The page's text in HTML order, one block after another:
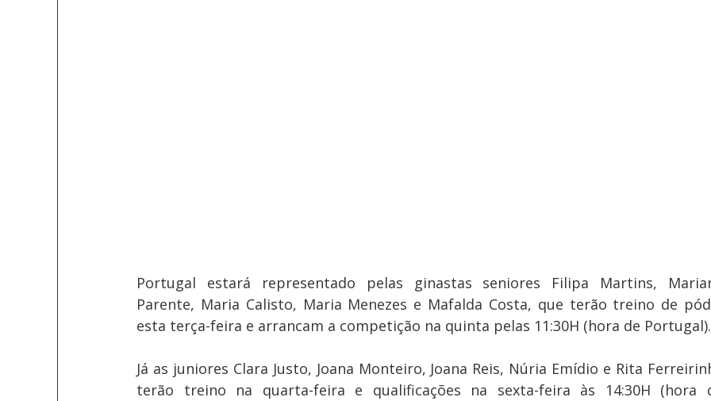
Portugal estará representado pelas ginastas seniores Filipa Martins,
Parente, Maria Calisto, Maria Menezes e Mafalda Costa, que terão treino de
esta terça-feira e arrancam a competição na quinta pelas 11:30H (hora de Portugal).
Já as juniores Clara Justo, Joana Monteiro, Joana Reis, Núria Emídio e Rita
terão treino na quarta-feira e qualificações na sexta-feira às 14:30H (hora